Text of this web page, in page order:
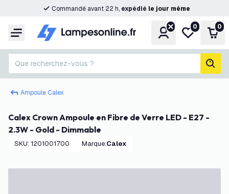
Commandé avant 22 h, expédié le jour même
Menu CompteMa liste de
0 0
Que recherchez-vous ?
Ampoule Calex
Calex Crown Ampoule en Fibre de Verre LED - E27 -
2.3W - Gold - Dimmable
SKU: 1201001700 Marque: Calex